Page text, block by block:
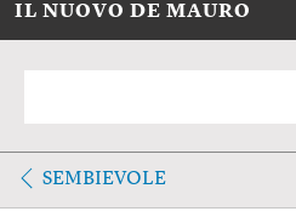
IL NUOVO DE MAURO
SEMBIEVOLE